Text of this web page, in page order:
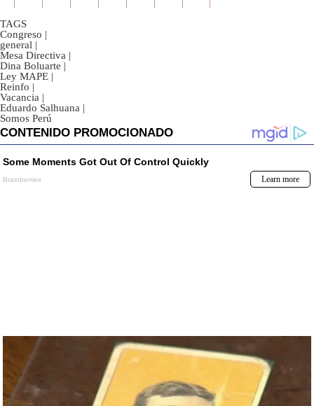
TAGS
Congreso |
general |
Mesa Directiva |
Dina Boluarte |
Ley MAPE |
Reinfo |
Vacancia |
Eduardo Salhuana |
Somos Perú